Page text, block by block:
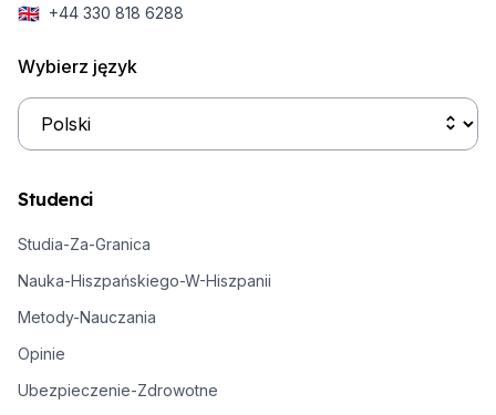
🇬🇧 +44 330 818 6288
Wybierz język
Studenci
Studia-Za-Granica
Nauka-Hiszpańskiego-W-Hiszpanii
Metody-Nauczania
Opinie
Ubezpieczenie-Zdrowotne